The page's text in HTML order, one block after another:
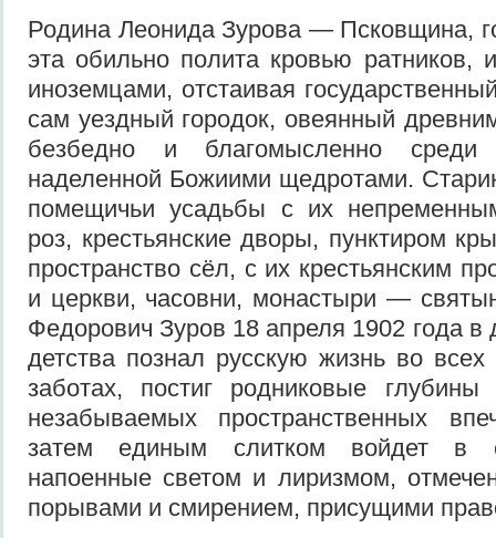
Родина Леонида Зурова — Псковщина,
эта обильно полита кровью ратников,
иноземцами, отстаивая
сам уездный городок, овеянный
безбедно и благомысленно
наделенной Божиими щедротами.
по­мещичьи усадьбы с их
роз, крестьянские дворы, пунктиром
пространство сёл, с их крестьянским
и церкви, часовни, монас­тыри —
Федорович Зуров 18 апреля 1902 года в
детства познал русскую жизнь во
заботах, постиг родниковые
незабываемых пространственных
затем единым слитком войдет в
напоенные светом и лиризмом,
порывами и смирением, прису­щими